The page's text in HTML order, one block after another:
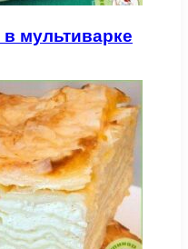
мультиварке